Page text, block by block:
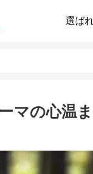
選ば
マの心温